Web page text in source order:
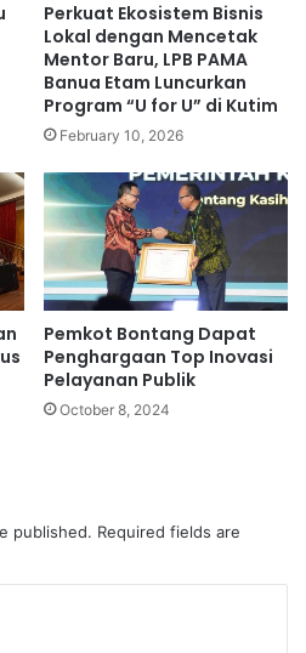
Perkuat Ekosistem Bisnis
Lokal dengan Mencetak
Mentor Baru, LPB PAMA
Banua Etam Luncurkan
Program “U for U” di Kutim
February 10, 2026
Pemkot Bontang Dapat
Penghargaan Top Inovasi
Pelayanan Publik
October 8, 2024
published. Required fields are